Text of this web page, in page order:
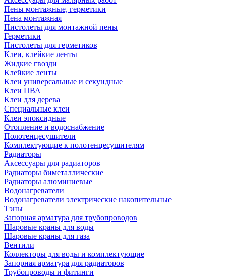
Пены монтажные, герметики
Пена монтажная
Пистолеты для монтажной пены
Герметики
Пистолеты для герметиков
Клеи, клейкие ленты
Жидкие гвозди
Клейкие ленты
Клеи универсальные и секундные
Клеи ПВА
Клеи для дерева
Специальные клеи
Клеи эпоксидные
Отопление и водоснабжение
Полотенцесушители
Комплектующие к полотенцесушителям
Радиаторы
Аксессуары для радиаторов
Радиаторы биметаллические
Радиаторы алюминиевые
Водонагреватели
Водонагреватели электрические накопительные
Тэны
Запорная арматура для трубопроводов
Шаровые краны для воды
Шаровые краны для газа
Вентили
Коллекторы для воды и комплектующие
Запорная арматура для радиаторов
Трубопроводы и фитинги